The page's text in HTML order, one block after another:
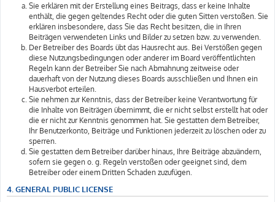
Sie erklären mit der Erstellung eines Beitrags, dass er keine Inhalte
enthält, die gegen geltendes Recht oder die guten Sitten verstoßen. Sie
erklären insbesondere, dass Sie das Recht besitzen, die in Ihren
Beiträgen verwendeten Links und Bilder zu setzen bzw. zu verwenden.
Der Betreiber des Boards übt das Hausrecht aus. Bei Verstößen gegen
diese Nutzungsbedingungen oder anderer im Board veröffentlichten
Regeln kann der Betreiber Sie nach Abmahnung zeitweise oder
dauerhaft von der Nutzung dieses Boards ausschließen und Ihnen ein
Hausverbot erteilen.
Sie nehmen zur Kenntnis, dass der Betreiber keine Verantwortung für
die Inhalte von Beiträgen übernimmt, die er nicht selbst erstellt hat oder
die er nicht zur Kenntnis genommen hat. Sie gestatten dem Betreiber,
Ihr Benutzerkonto, Beiträge und Funktionen jederzeit zu löschen oder zu
sperren.
Sie gestatten dem Betreiber darüber hinaus, Ihre Beiträge abzuändern,
sofern sie gegen o. g. Regeln verstoßen oder geeignet sind, dem
Betreiber oder einem Dritten Schaden zuzufügen.
4. GENERAL PUBLIC LICENSE